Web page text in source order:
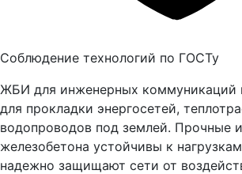
Соблюдение технологий по ГОСТу
ЖБИ для инженерных коммуникаций
для прокладки энергосетей,
водопроводов под землей. Прочные
железобетона устойчивы к
надежно защищают сети от